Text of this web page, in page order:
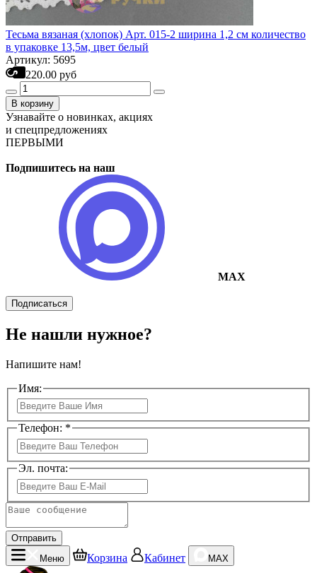
Тесьма вязаная (хлопок) Арт. 015-2 ширина 1,2 см количество
в упаковке 13,5м, цвет белый
Артикул: 5695
220.00 руб
В корзину
Узнавайте о новинках, акциях
и спецпредложениях
ПЕРВЫМИ
Подпишитесь на наш
MAX
Подписаться
Не нашли нужное?
Напишите нам!
Имя:
Телефон: *
Эл. почта:
Отправить
Меню
Корзина Кабинет MAX